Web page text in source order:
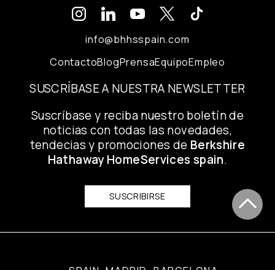
info@bhhsspain.com
ContactoBlogPrensaEquipoEmpleo
SUSCRÍBASE A NUESTRA NEWSLETTER
Suscríbase y reciba nuestro boletín de
noticias con todas las novedades,
tendecias y promociones de Berkshire
Hathaway HomeServices spain.
SUSCRIBIRSE